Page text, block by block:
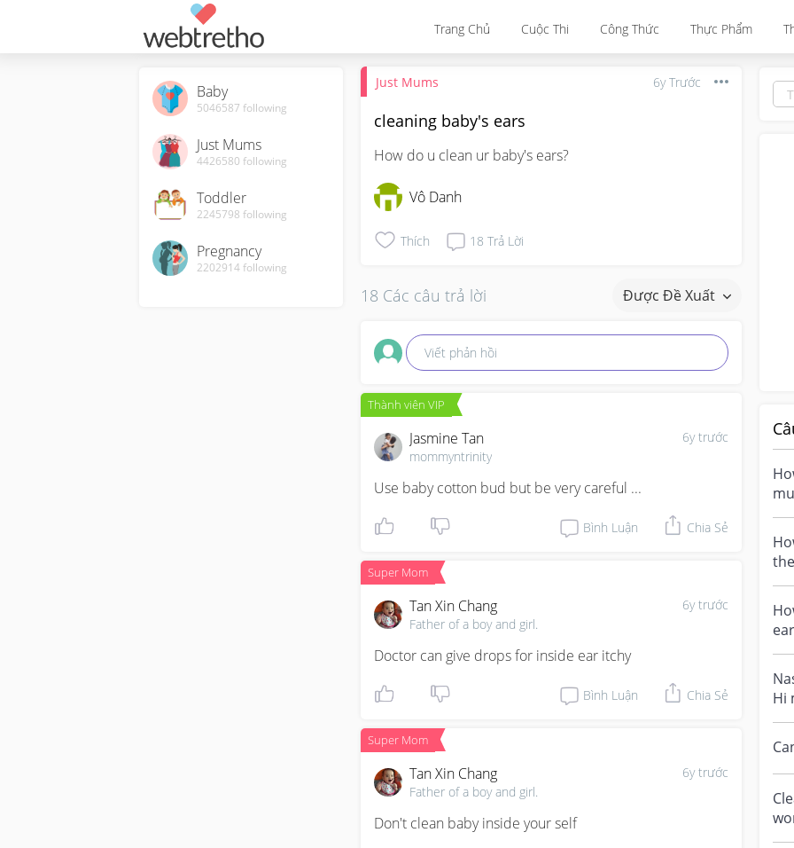
Trang Chủ Cuộc Thi Công Thức Thực Phẩm
Baby
5046587 following
Just Mums
4426580 following
Toddler
2245798 following
Pregnancy
2202914following
Just Mums 6y Trước
cleaning baby's ears
How do u clean ur baby's ears?
Vô Danh
Thích 18 Trả Lời
18 Các câu trả lời Được Đề Xuất
Viết phản hồi
Thành viên VIP
6y trước
Jasmine Tan
mommyntrinity
Use baby cotton bud but be very careful ...
Bình Luận Chia Sẻ
Super Mom
6y trước
Tan Xin Chang
Father of a boy and girl.
Doctor can give drops for inside ear itchy
Bình Luận Chia Sẻ
Super Mom
6y trước
Tan Xin Chang
Father of a boy and girl.
Don't clean baby inside your self
Hi